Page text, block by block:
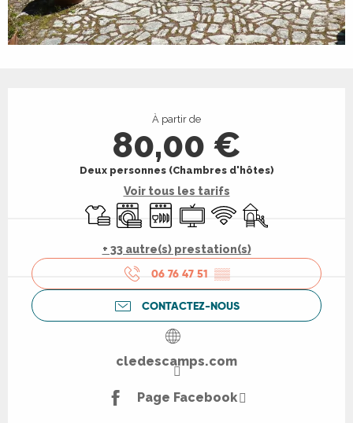
À partir de
80,00 €
Deux personnes (Chambres d'hôtes)
Voir tous les tarifs
Draps et linge
Lave lingeLave vaisselle
Télévision
WiFi Jeux pour enfants
+ 33 autre(s) prestation(s)
06 76 47 51 ▒▒
CONTACTEZ-NOUS
cledescamps.com
Page Facebook